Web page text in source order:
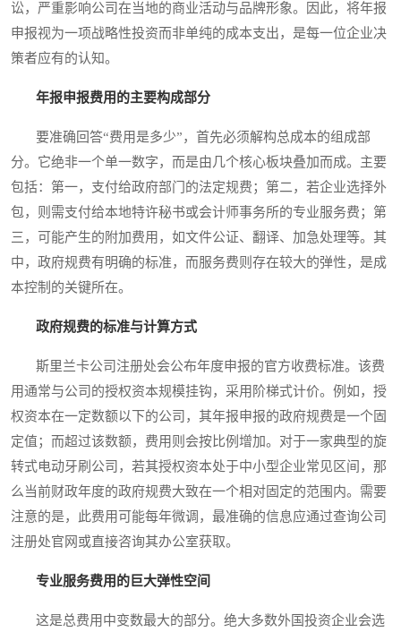
讼，严重影响公司在当地的商业活动与品牌形象。因此，将年报
申报视为一项战略性投资而非单纯的成本支出，是每一位企业决
策者应有的认知。
年报申报费用的主要构成部分
要准确回答“费用是多少”，首先必须解构总成本的组成部
分。它绝非一个单一数字，而是由几个核心板块叠加而成。主要
包括：第一，支付给政府部门的法定规费；第二，若企业选择外
包，则需支付给本地特许秘书或会计师事务所的专业服务费；第
三，可能产生的附加费用，如文件公证、翻译、加急处理等。其
中，政府规费有明确的标准，而服务费则存在较大的弹性，是成
本控制的关键所在。
政府规费的标准与计算方式
斯里兰卡公司注册处会公布年度申报的官方收费标准。该费
用通常与公司的授权资本规模挂钩，采用阶梯式计价。例如，授
权资本在一定数额以下的公司，其年报申报的政府规费是一个固
定值；而超过该数额，费用则会按比例增加。对于一家典型的旋
转式电动牙刷公司，若其授权资本处于中小型企业常见区间，那
么当前财政年度的政府规费大致在一个相对固定的范围内。需要
注意的是，此费用可能每年微调，最准确的信息应通过查询公司
注册处官网或直接咨询其办公室获取。
专业服务费用的巨大弹性空间
这是总费用中变数最大的部分。绝大多数外国投资企业会选